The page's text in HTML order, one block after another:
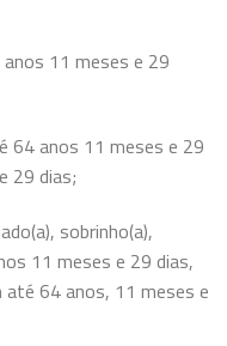
11 meses e 29
64 anos 11 meses e 29
29 dias;
sobrinho(a),
11 meses e 29 dias,
até 64 anos, 11 meses e